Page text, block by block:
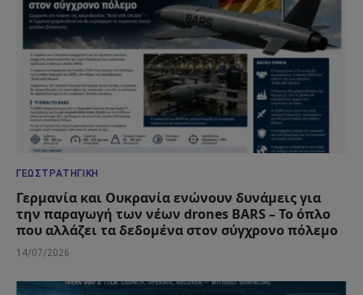
ΓΕΩΣΤΡΑΤΗΓΙΚΉ
Γερμανία και Ουκρανία ενώνουν δυνάμεις για
την παραγωγή των νέων drones BARS – Το όπλο
που αλλάζει τα δεδομένα στον σύγχρονο πόλεμο
14/07/2026